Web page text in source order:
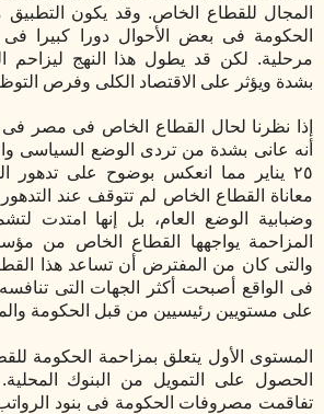
المجال للقطاع الخاص. وقد يكون التطبيق
الحكومة فى بعض الأحوال دورا كبيرا فى
مرحلية. لكن قد يطول هذا النهج ليزاحم
بشدة ويؤثر على الاقتصاد الكلى وفرص
إذا نظرنا لحال القطاع الخاص فى مصر فى
أنه عانى بشدة من تردى الوضع السياسى
٢٥ يناير مما انعكس بوضوح على تدهور
معاناة القطاع الخاص لم تتوقف عند
وضبابية الوضع العام، بل إنها امتدت
المزاحمة يواجهها القطاع الخاص من
والتى كان من المفترض أن تساعد هذا
فى الواقع أصبحت أكثر الجهات التى
على مستويين رئيسيين من قبل الحكومة
المستوى الأول يتعلق بمزاحمة الحكومة
تفاقمت مصروفات الحكومة فى بنود